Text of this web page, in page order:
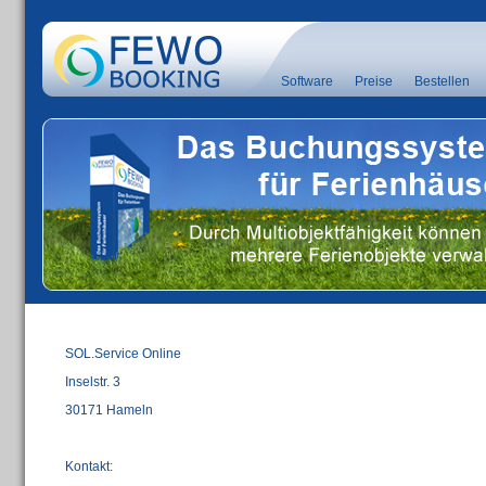
Software Preise Bestellen
SOL.Service Online
Inselstr. 3
30171 Hameln
Kontakt: